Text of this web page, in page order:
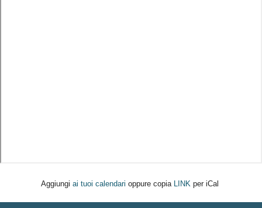
Aggiungi ai tuoi calendari oppure copia LINK per iCal